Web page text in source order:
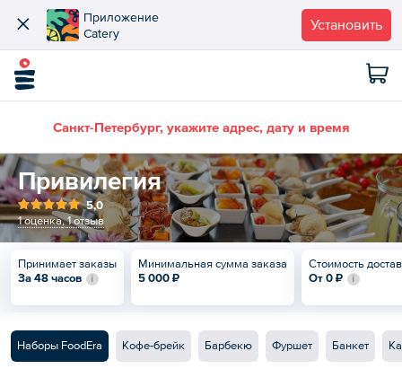
Приложение
Catery
Установить
Санкт-Петербург, укажите адрес, дату и время
Привилегия
5,0
1 оценка,1 отзыв
Принимает заказы
За 48 часов
Минимальная сумма заказа
5 000 ₽
Стоимость
От 0 ₽
Наборы FoodEra Кофе-брейк Барбекю Фуршет Банкет